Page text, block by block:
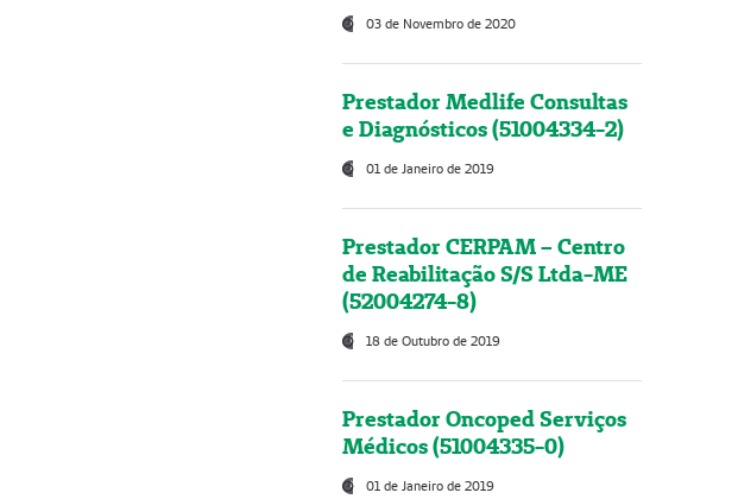
03 de Novembro de 2020
Prestador Medlife Consultas
e Diagnósticos (51004334-2)
01 de Janeiro de 2019
Prestador CERPAM – Centro
de Reabilitação S/S Ltda-ME
(52004274-8)
18 de Outubro de 2019
Prestador Oncoped Serviços
Médicos (51004335-0)
01 de Janeiro de 2019